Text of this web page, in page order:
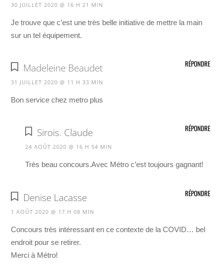
30 JUILLET 2020 @ 16 H 21 MIN
Je trouve que c’est une très belle initiative de mettre la main
sur un tel équipement.
Madeleine Beaudet
31 JUILLET 2020 @ 11 H 33 MIN
Bon service chez metro plus
RÉPONDRE
Sirois. Claude
24 AOÛT 2020 @ 16 H 54 MIN
Très beau concours.Avec Métro c’est toujours gagnant!
RÉPONDRE
Denise Lacasse
1 AOÛT 2020 @ 17 H 08 MIN
Concours très intéressant en ce contexte de la COVID… bel
endroit pour se retirer.
Merci à Métro!
RÉPONDRE